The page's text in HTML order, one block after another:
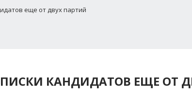
еще от двух партий
КАНДИДАТОВ ЕЩЕ ОТ